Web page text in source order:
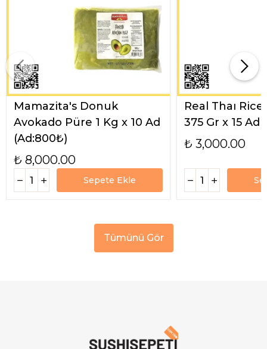
Mamazita's Donuk
Avokado Püre 1 Kg x 10 Ad
(Ad:800₺)
₺ 8,000.00
Sepete Ekle
Real Thaı
375 Gr x 15 Ad
₺ 3,000.00
Tümünü Gör